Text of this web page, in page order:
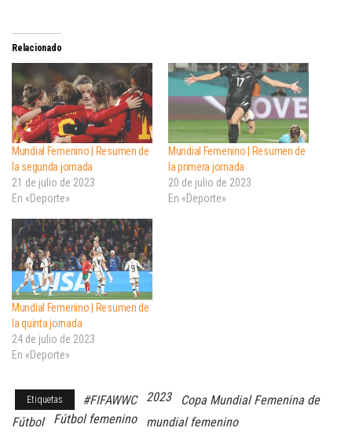
Relacionado
Mundial Femenino | Resumen de
la segunda jornada
21 de julio de 2023
En «Deporte»
Mundial Femenino | Resumen de
la primera jornada
20 de julio de 2023
En «Deporte»
Mundial Femenino | Resumen de
la quinta jornada
24 de julio de 2023
En «Deporte»
Etiquetas #FIFAWWC 2023
Copa Mundial Femenina de
Fútbol
Fútbol femenino mundial femenino